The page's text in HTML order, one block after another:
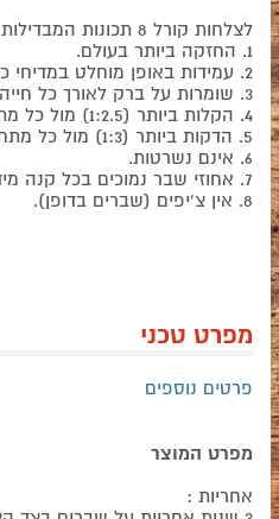
לצלחות קורל 8 תכונות המבדילות אותה מצלחות אחרות:
1. החזקה ביותר בעולם.
2. עמידות באופן מוחלט במדיחי כלים לסוגיהם.
3. שומרות על ברק לאורך כל חייהם.
4. הקלות ביותר (1:2.5) מול כל מתחרה.
5. הדקות ביותר (1:3) מול כל מתחרה.
6. אינם נשרטות.
7. אחוזי שבר נמוכים בכל קנה מידה מוכר.
8. אין צ'יפים (שברים בדופן).
מפרט טכני
פרטים נוספים
מפרט המוצר
אחריות :